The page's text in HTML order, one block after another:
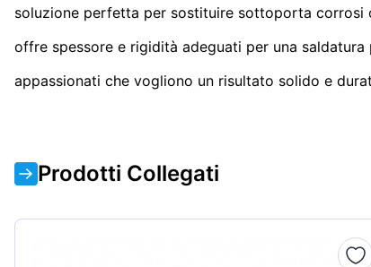
soluzione perfetta per sostituire sottoporta corrosi
offre spessore e rigidità adeguati per una
appassionati che vogliono un risultato solido e
Prodotti Collegati